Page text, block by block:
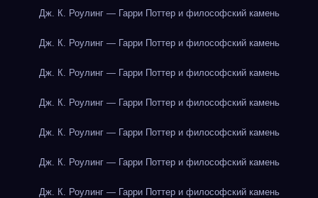
Дж. К. Роулинг — Гарри Поттер и философский камень
Дж. К. Роулинг — Гарри Поттер и философский камень
Дж. К. Роулинг — Гарри Поттер и философский камень
Дж. К. Роулинг — Гарри Поттер и философский камень
Дж. К. Роулинг — Гарри Поттер и философский камень
Дж. К. Роулинг — Гарри Поттер и философский камень
Дж. К. Роулинг — Гарри Поттер и философский камень